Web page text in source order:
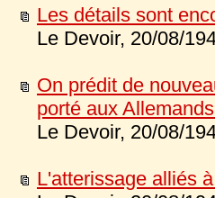
Les détails sont
Le Devoir, 20/08/
On prédit de
porté aux
Le Devoir, 20/08/
L'atterissage alliés